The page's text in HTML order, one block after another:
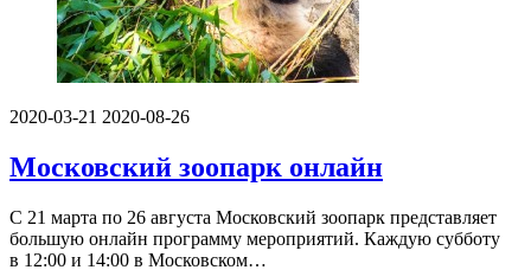
2020-03-21 2020-08-26
Московский зоопарк онлайн
С 21 марта по 26 августа Московский зоопарк представляет
большую онлайн программу мероприятий. Каждую субботу
в 12:00 и 14:00 в Московском…